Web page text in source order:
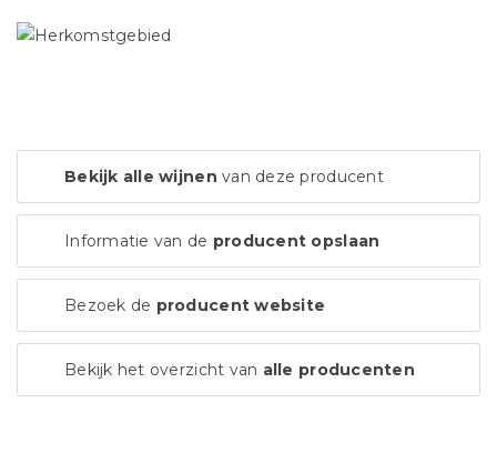
Bekijk alle wijnen van deze producent
Informatie van de producent opslaan
Bezoek de producent website
Bekijk het overzicht van alle producenten